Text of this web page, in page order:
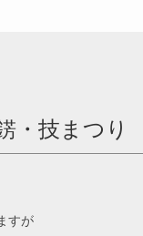
・技まつり
すが